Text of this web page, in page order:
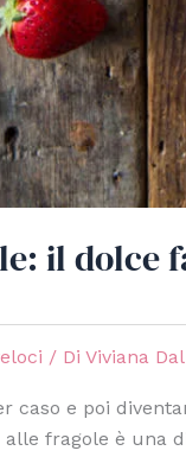
il dolce
/ Di Viviana
caso e poi
fragole è una